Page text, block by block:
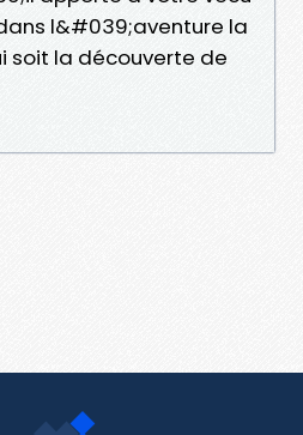
l&#039;aventure la
soit la découverte de